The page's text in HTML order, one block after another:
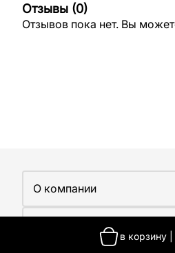
в корзину
Отзывы (0)
Отзывов пока нет. Вы
О компании